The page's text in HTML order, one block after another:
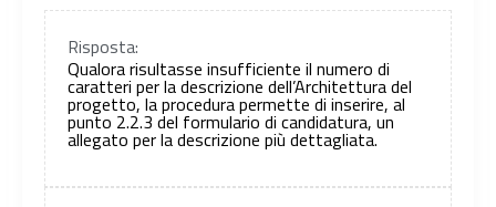
Risposta:
Qualora risultasse insufficiente il numero di
caratteri per la descrizione dell’Architettura del
progetto, la procedura permette di inserire, al
punto 2.2.3 del formulario di candidatura, un
allegato per la descrizione più dettagliata.